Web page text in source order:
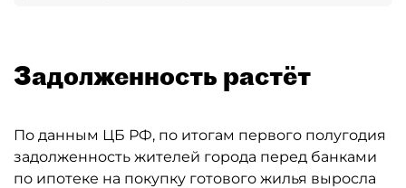
Задолженность растёт
По данным ЦБ РФ, по итогам первого полугодия
задолженность жителей города перед банками
по ипотеке на покупку готового жилья выросла